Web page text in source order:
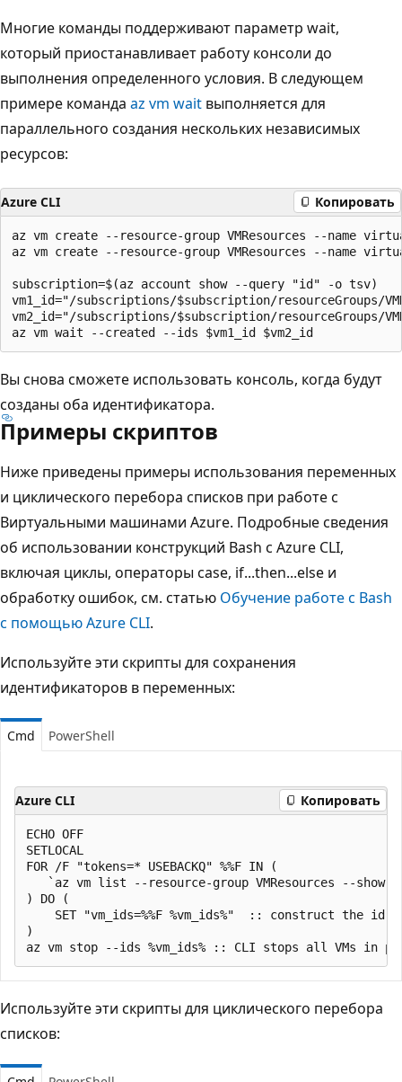
Многие команды поддерживают параметр wait,
который приостанавливает работу консоли до
выполнения определенного условия. В следующем
примере команда az vm wait выполняется для
параллельного создания нескольких независимых
ресурсов:
Azure CLI Копировать
az vm create --resource-group VMResources --name
az vm create --resource-group VMResources --name
subscription=$(az account show --query "id" -o tsv)
vm1_id="/subscriptions/$subscription/resourceGroups/
vm2_id="/subscriptions/$subscription/resourceGroups/
Вы снова сможете использовать консоль, когда будут
созданы оба идентификатора.
Примеры скриптов
Ниже приведены примеры использования переменных
и циклического перебора списков при работе с
Виртуальными машинами Azure. Подробные сведения
об использовании конструкций Bash с Azure CLI,
включая циклы, операторы case, if...then...else и
обработку ошибок, см. статью Обучение работе с Bash
с помощью Azure CLI.
Используйте эти скрипты для сохранения
идентификаторов в переменных:
Cmd PowerShell
Azure CLI Копировать
ECHO OFF
SETLOCAL
FOR /F "tokens=* USEBACKQ" %%F IN (
`az vm list --resource-group VMResources --
) DO (
SET "vm_ids=%%F %vm_ids%"  :: construct the id
)
Используйте эти скрипты для циклического перебора
списков: